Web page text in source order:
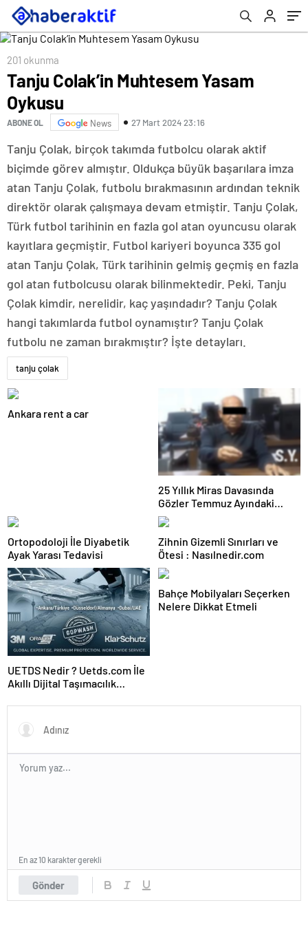
201 okunma
Tanju Colak’in Muhtesem Yasam
Oykusu
ABONE OL News 27 Mart 2024 23:16
Tanju Çolak, birçok takımda futbolcu olarak aktif
biçimde görev almıştır. Oldukça büyük başarılara imza
atan Tanju Çolak, futbolu bırakmasının ardından teknik
direktör olarak çalışmaya devam etmiştir. Tanju Çolak,
Türk futbol tarihinin en fazla gol atan oyuncusu olarak
kayıtlara geçmiştir. Futbol kariyeri boyunca 335 gol
atan Tanju Çolak, Türk tarihinin gelmiş geçmiş en fazla
gol atan futbolcusu olarak bilinmektedir. Peki, Tanju
Çolak kimdir, nerelidir, kaç yaşındadır? Tanju Çolak
hangi takımlarda futbol oynamıştır? Tanju Çolak
futbolu ne zaman bırakmıştır? İşte detayları.
tanju çolak
Ankara rent a car
25 Yıllık Miras Davasında
Gözler Temmuz Ayındaki
Karar Duruşmasına Çevrildi
Ortopodoloji İle Diyabetik
Ayak Yarası Tedavisi
Zihnin Gizemli Sınırları ve
Ötesi : Nasılnedir.com
UETDS Nedir ? Uetds.com İle
Akıllı Dijital Taşımacılık
Bahçe Mobilyaları Seçerken
Nelere Dikkat Etmeli
Gönder
En az 10 karakter gerekli